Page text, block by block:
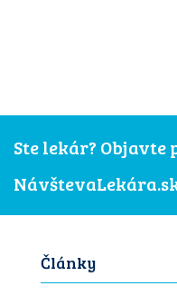
Ste lekár?
Články